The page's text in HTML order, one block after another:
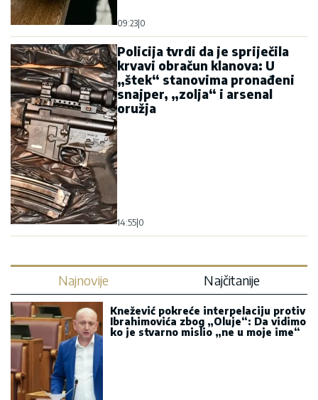
09:23|0
Policija tvrdi da je spriječila
krvavi obračun klanova: U
„štek“ stanovima pronađeni
snajper, „zolja“ i arsenal
oružja
14:55|0
Najnovije Najčitanije
Knežević pokreće interpelaciju protiv
Ibrahimovića zbog „Oluje“: Da vidimo
ko je stvarno mislio „ne u moje ime“